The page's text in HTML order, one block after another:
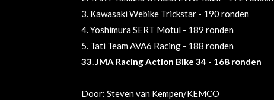
3. Kawasaki Webike Trickstar - 190 ronden
4. Yoshimura SERT Motul - 189 ronden
5. Tati Team AVA6 Racing - 188 ronden
33. JMA Racing Action Bike 34 - 168 ronden
Door: Steven van Kempen/KEMCO